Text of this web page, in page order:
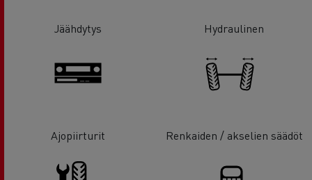
Jäähdytys Hydraulinen
Ajopiirturit Renkaiden / akselien säädöt